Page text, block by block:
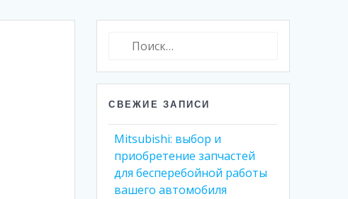
Найти:
СВЕЖИЕ ЗАПИСИ
Mitsubishi: выбор и
приобретение запчастей
для бесперебойной работы
вашего автомобиля